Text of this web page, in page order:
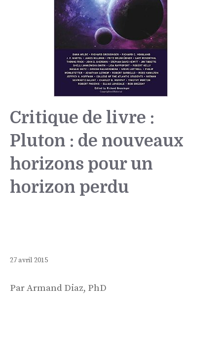
Critique de livre :
Pluton : de nouveaux
horizons pour un
horizon perdu
27 avril 2015
Par Armand Diaz, PhD